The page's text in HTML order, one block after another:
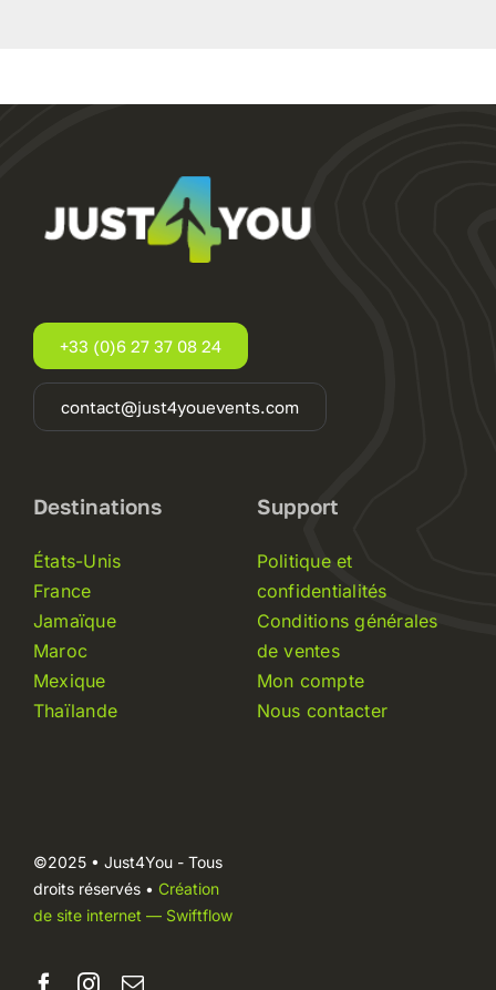
+33 (0)6 27 37 08 24
contact@just4youevents.com
Destinations
États-Unis
France
Jamaïque
Maroc
Mexique
Thaïlande
Support
Politique et
confidentialités
Conditions générales
de ventes
Mon compte
Nous contacter
©2025 • Just4You - Tous
droits réservés • Création
de site internet — Swiftflow